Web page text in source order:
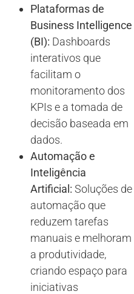
Plataformas de
Business Intelligence
(BI): Dashboards
interativos que
facilitam o
monitoramento dos
KPIs e a tomada de
decisão baseada em
dados.
Automação e
Inteligência
Artificial: Soluções de
automação que
reduzem tarefas
manuais e melhoram
a produtividade,
criando espaço para
iniciativas